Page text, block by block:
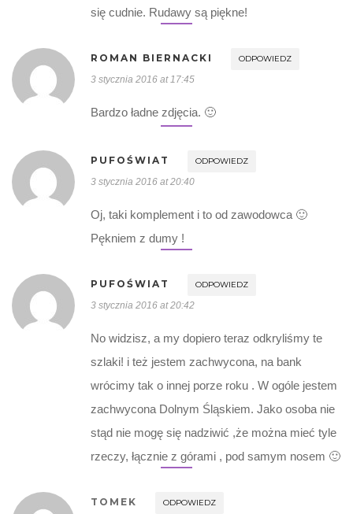
się cudnie. Rudawy są piękne!
ROMAN BIERNACKI ODPOWIEDZ
3 stycznia 2016 at 17:45
Bardzo ładne zdjęcia. 🙂
PUFOŚWIAT ODPOWIEDZ
3 stycznia 2016 at 20:40
Oj, taki komplement i to od zawodowca 🙂
Pękniem z dumy !
PUFOŚWIAT ODPOWIEDZ
3 stycznia 2016 at 20:42
No widzisz, a my dopiero teraz odkryliśmy te
szlaki! i też jestem zachwycona, na bank
wrócimy tak o innej porze roku . W ogóle jestem
zachwycona Dolnym Śląskiem. Jako osoba nie
stąd nie mogę się nadziwić ,że można mieć tyle
rzeczy, łącznie z górami , pod samym nosem 🙂
TOMEK ODPOWIEDZ